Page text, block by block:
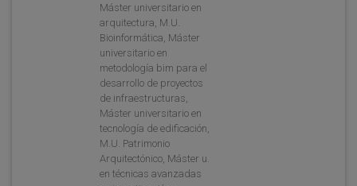
Máster universitario en
arquitectura, M.U.
Bioinformática, Máster
universitario en
metodología bim para el
desarrollo de proyectos
de infraestructuras,
Máster universitario en
tecnología de edificación,
M.U. Patrimonio
Arquitectónico, Máster u.
en técnicas avanzadas